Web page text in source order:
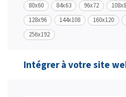
80x60
84x63 96x72
128x96
144x108 160x120
256x192
Intégrer à votre site